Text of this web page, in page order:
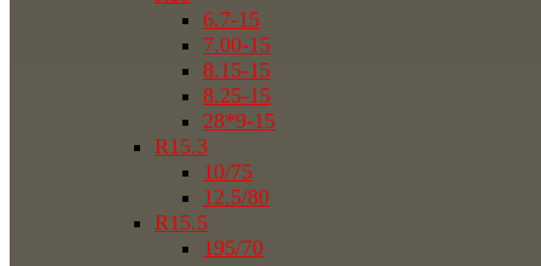
6.7-15
7.00-15
8.15-15
8.25-15
28*9-15
R15.3
10/75
12.5/80
R15.5
195/70